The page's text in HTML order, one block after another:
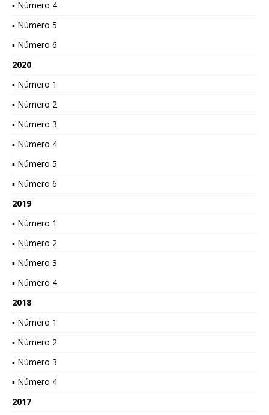
▪ Número 4
▪ Número 5
▪ Número 6
2020
▪ Número 1
▪ Número 2
▪ Número 3
▪ Número 4
▪ Número 5
▪ Número 6
2019
▪ Número 1
▪ Número 2
▪ Número 3
▪ Número 4
2018
▪ Número 1
▪ Número 2
▪ Número 3
▪ Número 4
2017